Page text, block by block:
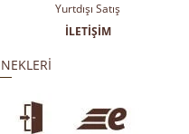
Yurtdışı Satış
İLETİŞİM